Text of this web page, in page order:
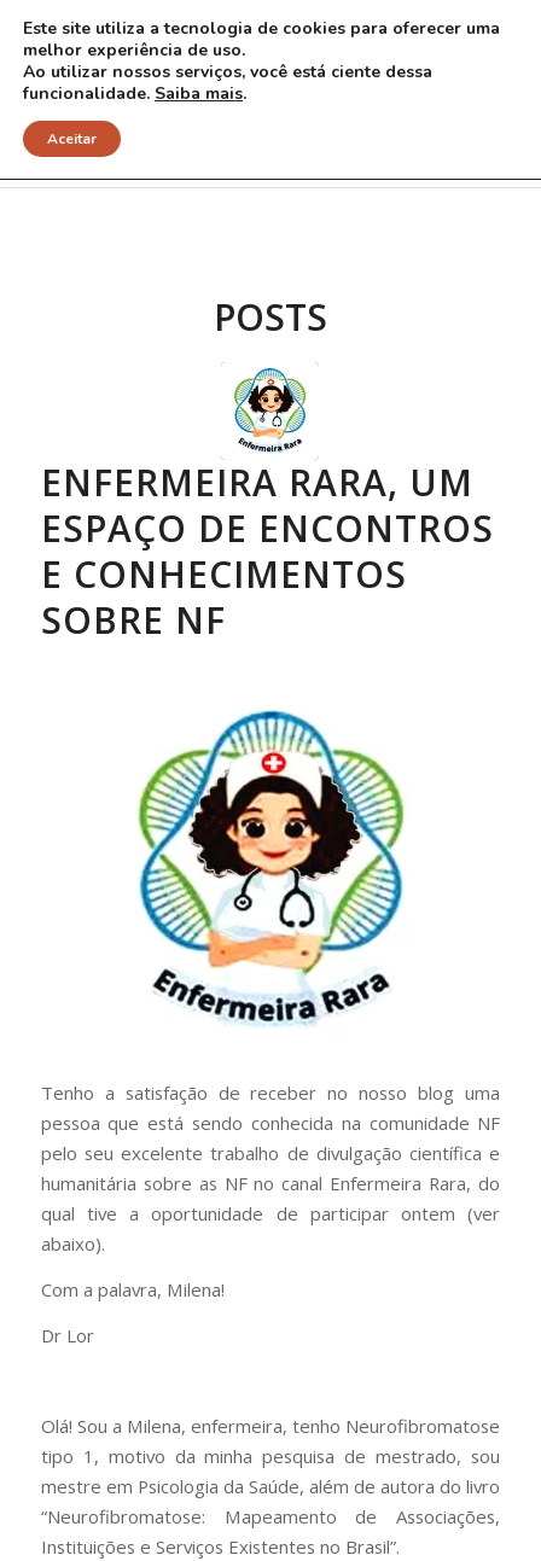
Arquivo para Tag: TEA
POSTS
ENFERMEIRA RARA, UM
ESPAÇO DE ENCONTROS
E CONHECIMENTOS
SOBRE NF
Tenho a satisfação de receber no nosso blog uma
pessoa que está sendo conhecida na comunidade NF
pelo seu excelente trabalho de divulgação científica e
humanitária sobre as NF no canal Enfermeira Rara, do
qual tive a oportunidade de participar ontem (ver
abaixo).
Com a palavra, Milena!
Dr Lor
Olá! Sou a Milena, enfermeira, tenho Neurofibromatose
tipo 1, motivo da minha pesquisa de mestrado, sou
mestre em Psicologia da Saúde, além de autora do livro
“Neurofibromatose: Mapeamento de Associações,
Instituições e Serviços Existentes no Brasil”.
Este site utiliza a tecnologia de cookies para oferecer uma
melhor experiência de uso.
Ao utilizar nossos serviços, você está ciente dessa
funcionalidade. Saiba mais.
Aceitar